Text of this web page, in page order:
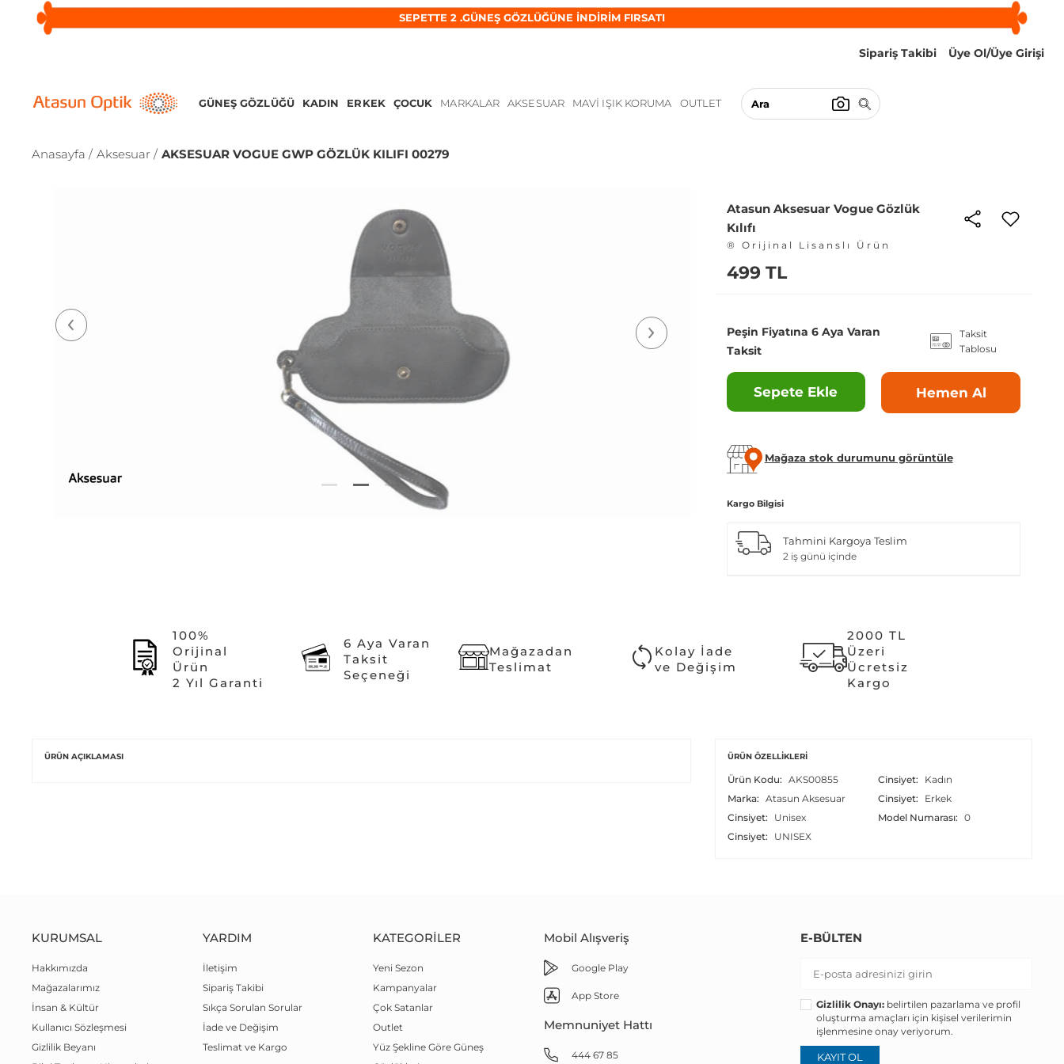
SEPETTE 2 .GÜNEŞ GÖZLÜĞÜNE İNDİRİM FIRSATI
Sipariş Takibi Üye Ol/Üye Girişi
GÜNEŞ GÖZLÜĞÜ KADIN ERKEK ÇOCUK MARKALAR AKSESUAR MAVI IŞIK KORUMA OUTLET
Anasayfa / Aksesuar / AKSESUAR VOGUE GWP GÖZLÜK KILIFI 00279
Atasun Aksesuar Vogue Gözlük
Kılıfı
® Orijinal Lisanslı Ürün
499 TL
Peşin Fiyatına 6 Aya Varan
Taksit
Taksit
Tablosu
Sepete Ekle Hemen Al
Mağaza stok durumunu görüntüle
Kargo Bilgisi
Tahmini Kargoya Teslim
2 iş günü içinde
100%
Orijinal
Ürün
2 Yıl Garanti
6 Aya Varan
Taksit
Seçeneği
Mağazadan
Teslimat
Kolay İade
ve Değişim
2000 TL
Üzeri
Ücretsiz
Kargo
ÜRÜN AÇIKLAMASI ÜRÜN ÖZELLIKLERI
Ürün Kodu: AKS00855
Marka: Atasun Aksesuar
Cinsiyet:
Unisex
Cinsiyet:
UNISEX
Cinsiyet:
Kadın
Cinsiyet:
Erkek
Model Numarası:
0
KURUMSAL
Hakkımızda
Mağazalarımız
İnsan & Kültür
Kullanıcı Sözleşmesi
Gizlilik Beyanı
YARDIM
İletişim
Sipariş Takibi
Sıkça Sorulan Sorular
İade ve Değişim
Teslimat ve Kargo
KATEGORILER
Yeni Sezon
Kampanyalar
Çok Satanlar
Outlet
Yüz Şekline Göre Güneş
Mobil Alışveriş
Google Play
App Store
Memnuniyet Hattı
444 67 85
E-BÜLTEN
Gizlilik Onayı:belirtilen pazarlama ve profil
oluşturma amaçları için kişisel verilerimin
işlenmesine onay veriyorum.
KAYIT OL